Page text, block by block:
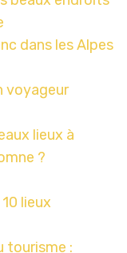
dans les Alpes
voyageur
lieux à
?
lieux
tourisme :